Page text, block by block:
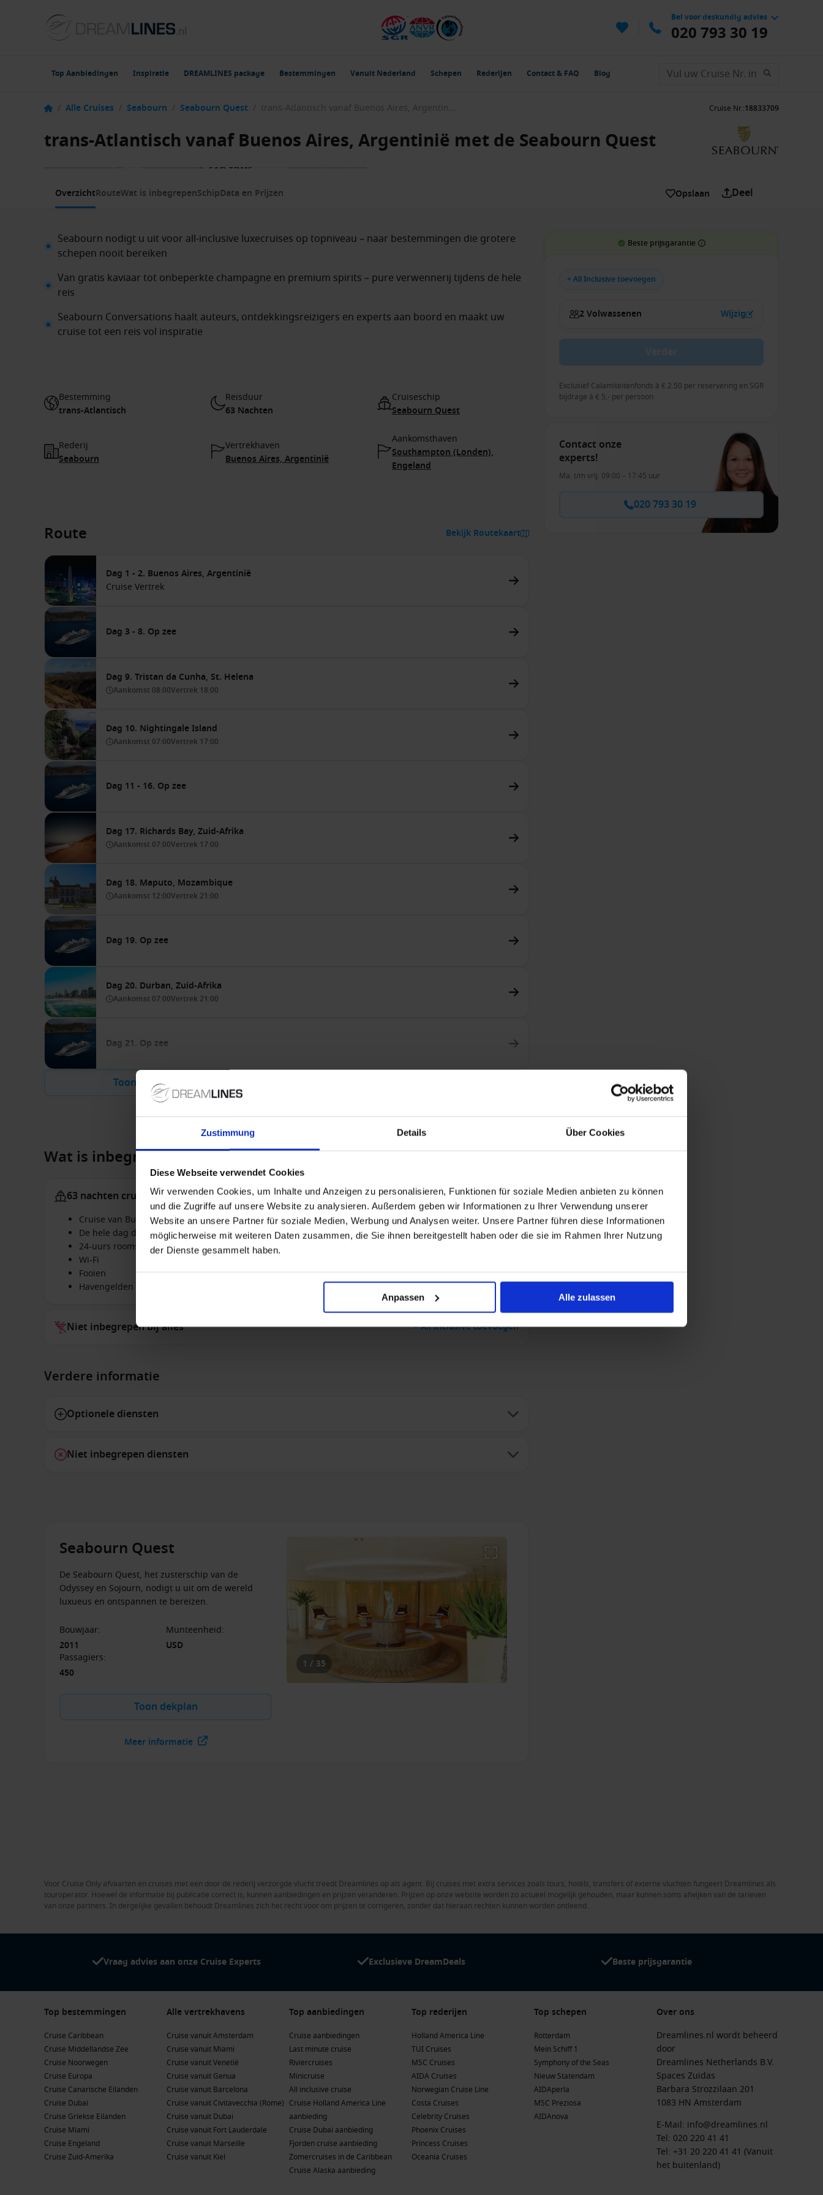
Zustimmung Details Über Cookies
Diese Webseite verwendet Cookies
Wir verwenden Cookies, um Inhalte und Anzeigen zu personalisieren, Funktionen für soziale Medien anbieten zu können
und die Zugriffe auf unsere Website zu analysieren. Außerdem geben wir Informationen zu Ihrer Verwendung unserer
Website an unsere Partner für soziale Medien, Werbung und Analysen weiter. Unsere Partner führen diese Informationen
möglicherweise mit weiteren Daten zusammen, die Sie ihnen bereitgestellt haben oder die sie im Rahmen Ihrer Nutzung
der Dienste gesammelt haben.
Anpassen Alle zulassen
Bel voor deskundig advies
020 793 30 19
Top Aanbiedingen Inspiratie DREAMLINES package Bestemmingen Vanuit Nederland Schepen Rederijen Contact & FAQ Blog
/ Alle Cruises / Seabourn / Seabourn Quest / trans-Atlantisch vanaf Buenos Aires, Argentinië met de Seabourn Quest Cruise Nr.:18833709
trans-Atlantisch vanaf Buenos Aires, Argentinië met de Seabourn Quest
1 / 23
OverzichtRouteWat is inbegrepenSchipData en Prijzen Opslaan Deel
Seabourn nodigt u uit voor all-inclusive luxecruises op topniveau – naar bestemmingen die grotere
schepen nooit bereiken
Van gratis kaviaar tot onbeperkte champagne en premium spirits – pure verwennerij tijdens de hele
reis
Seabourn Conversations haalt auteurs, ontdekkingsreizigers en experts aan boord en maakt uw
cruise tot een reis vol inspiratie
Bestemming
trans-Atlantisch
Reisduur
63 Nachten
Cruiseschip
Seabourn Quest
Rederij
Seabourn
Vertrekhaven
Buenos Aires, Argentinië
Aankomsthaven
Southampton (Londen),
Engeland
Route Bekijk Routekaart
Dag 1 - 2. Buenos Aires, Argentinië
Cruise Vertrek
Dag 3 - 8. Op zee
Dag 9. Tristan da Cunha, St. Helena
Aankomst 08:00Vertrek 18:00
Dag 10. Nightingale Island
Aankomst 07:00Vertrek 17:00
Dag 11 - 16. Op zee
Dag 17. Richards Bay, Zuid-Afrika
Aankomst 07:00Vertrek 17:00
Dag 18. Maputo, Mozambique
Aankomst 12:00Vertrek 21:00
Dag 19. Op zee
Dag 20. Durban, Zuid-Afrika
Aankomst 07:00Vertrek 21:00
Dag 21. Op zee
Toon meer
Wat is inbegrepen:
63 nachten cruise
Cruise van Buenos Aires, Argentinië naar Southampton (Londen), Engeland met de Seabourn Quest
De hele dag door gratis drankjes van topkwaliteit verkrijgbaar
24-uurs roomservice
Wi-Fi
Fooien
Havengelden
Niet inbegrepen bij alles + All Inclusive toevoegen
Verdere informatie
Optionele diensten
Niet inbegrepen diensten
1 / 35
Seabourn Quest
De Seabourn Quest, het zusterschip van de
Odyssey en Sojourn, nodigt u uit om de wereld
luxueus en ontspannen te bereizen.
Bouwjaar:
2011
Munteenheid:
USD
Passagiers:
450
Toon dekplan
Meer informatie
Beste prijsgarantie
+ All Inclusive toevoegen
2 Volwassenen Wijzig
Exclusief Calamiteitenfonds à € 2.50 per reservering en SGR
bijdrage à € 5,- per persoon
Contact onze
experts!
Ma. t/m vrij. 09:00 – 17:45 uur
020 793 30 19
Voor Cruise Only afvaarten en cruises met een door de rederij verzorgde vlucht treedt Dreamlines op als agent. Bij cruises met extra services zoals tours, hotels, transfers of externe vluchten fungeert Dreamlines als
touroperator. Hoewel de informatie bij publicatie correct is, kunnen aanbiedingen en prijzen veranderen. Prijzen op onze website worden zo actueel mogelijk gehouden, maar kunnen soms afwijken van de tarieven
van onze partners. In dergelijke gevallen behoudt Dreamlines zich het recht voor om prijzen te corrigeren, zonder dat hieraan rechten kunnen worden ontleend.
Vraag advies aan onze Cruise Experts Exclusieve DreamDeals Beste prijsgarantie
Top bestemmingen
Cruise Caribbean
Cruise Middellandse Zee
Cruise Noorwegen
Cruise Europa
Cruise Canarische Eilanden
Cruise Dubai
Cruise Griekse Eilanden
Cruise Miami
Cruise Engeland
Cruise Zuid-Amerika
Alle vertrekhavens
Cruise vanuit Amsterdam
Cruise vanuit Miami
Cruise vanuit Venetië
Cruise vanuit Genua
Cruise vanuit Barcelona
Cruise vanuit Civitavecchia (Rome)
Cruise vanuit Dubai
Cruise vanuit Fort Lauderdale
Cruise vanuit Marseille
Cruise vanuit Kiel
Top aanbiedingen
Cruise aanbiedingen
Last minute cruise
Riviercruises
Minicruise
All inclusive cruise
Cruise Holland America Line
aanbieding
Cruise Dubai aanbieding
Fjorden cruise aanbieding
Zomercruises in de Caribbean
Cruise Alaska aanbieding
Top rederijen
Holland America Line
TUI Cruises
MSC Cruises
AIDA Cruises
Norwegian Cruise Line
Costa Cruises
Celebrity Cruises
Phoenix Cruises
Princess Cruises
Oceania Cruises
Top schepen
Rotterdam
Mein Schiff 1
Symphony of the Seas
Nieuw Statendam
AIDAperla
MSC Preziosa
AIDAnova
Over ons
Dreamlines.nl wordt beheerd
door
Dreamlines Netherlands B.V.
Spaces Zuidas
Barbara Strozzilaan 201
1083 HN Amsterdam
E-Mail: info@dreamlines.nl
Tel: 020 220 41 41
Tel: +31 20 220 41 41 (Vanuit
het buitenland)